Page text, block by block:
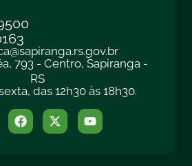
793 - Centro, Sapiranga -
RS
das 12h30 às 18h30.